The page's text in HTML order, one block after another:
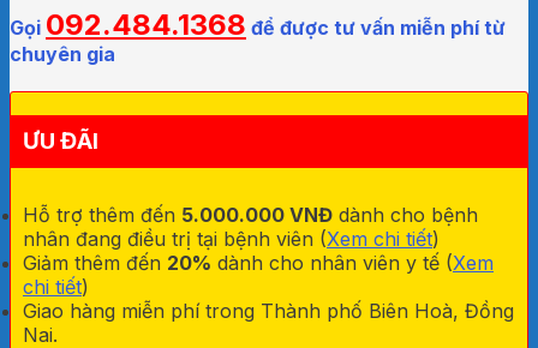
20Kg
số
Gọi 092.484.1368 để được tư vấn miễn phí từ
chuyên gia
ƯU ĐÃI
Hỗ trợ thêm đến 5.000.000 VNĐ dành cho bệnh
nhân đang điều trị tại bệnh viên (Xem chi tiết)
Giảm thêm đến 20% dành cho nhân viên y tế (Xem
chi tiết)
Giao hàng miễn phí trong Thành phố Biên Hoà, Đồng
Nai.